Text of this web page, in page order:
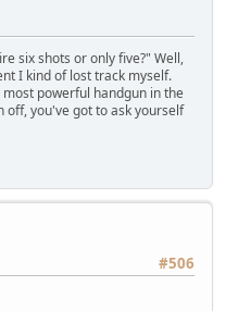
six shots or only five?" Well,
I kind of lost track myself.
powerful handgun in the
off, you've got to ask yourself
#506